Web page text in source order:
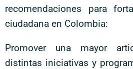
recomendaciones para
ciudadana en Colombia:
Promover una mayor
distintas iniciativas y